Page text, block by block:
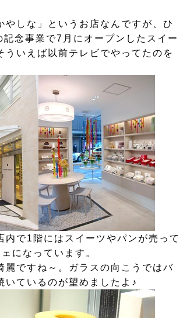
やしな」というお店なんですが、ひ
念事業で7月にオープンしたスイー
ういえば以前テレビでやってたのを
内で1階にはスイーツやパンが売って
になっています。
麗ですね～。ガラスの向こうではバ
いているのが望めましたよ♪